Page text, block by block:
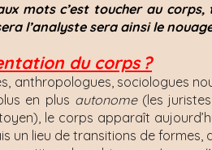
mots c’est toucher au
l’analyste sera ainsi le
du corps ?
anthropologues, sociologues
en plus autonome(les
le corps apparaît
un lieu de transitions de formes,